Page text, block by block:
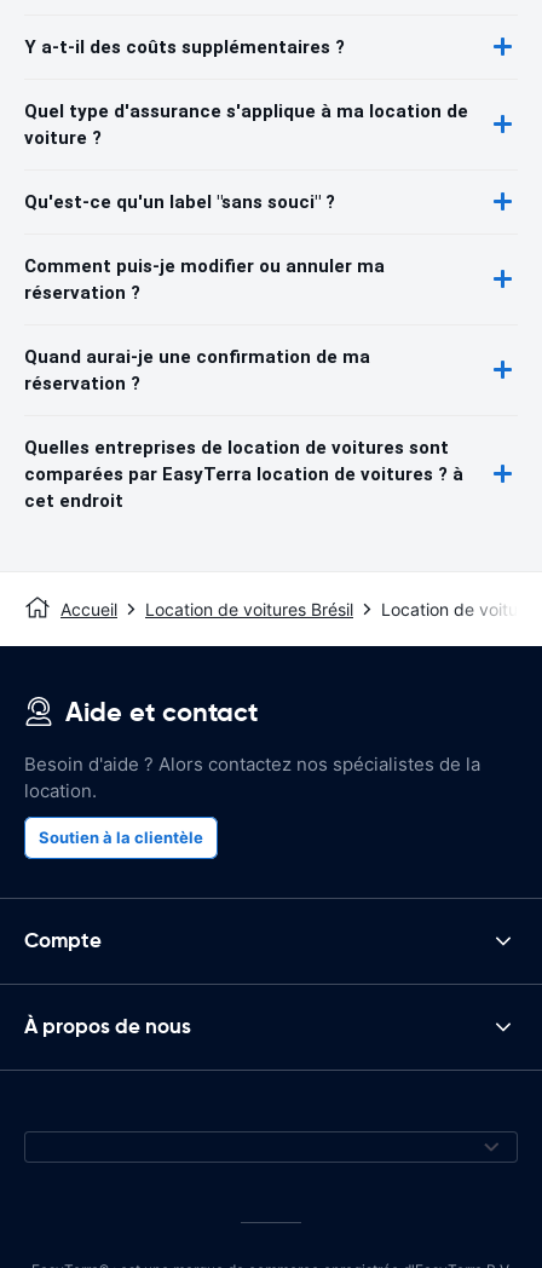
Y a-t-il des coûts supplémentaires ?
Quel type d'assurance s'applique à ma location de
voiture ?
Qu'est-ce qu'un label "sans souci" ?
Comment puis-je modifier ou annuler ma
réservation ?
Quand aurai-je une confirmation de ma
réservation ?
Quelles entreprises de location de voitures sont
comparées par EasyTerra location de voitures ? à
cet endroit
Accueil Location de voitures Brésil Location de
Aide et contact
Besoin d'aide ? Alors contactez nos spécialistes de la
location.
Soutien à la clientèle
Compte
À propos de nous